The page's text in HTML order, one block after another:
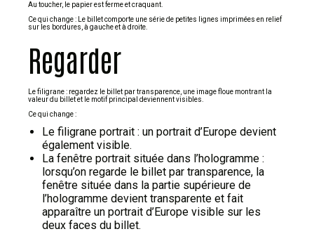
Au toucher, le papier est ferme et craquant.
Ce qui change : Le billet comporte une série de petites lignes imprimées en relief
sur les bordures, à gauche et à droite.
Regarder
Le filigrane : regardez le billet par transparence, une image floue montrant la
valeur du billet et le motif principal deviennent visibles.
Ce qui change :
Le filigrane portrait : un portrait d’Europe devient
également visible.
La fenêtre portrait située dans l’hologramme :
lorsqu’on regarde le billet par transparence, la
fenêtre située dans la partie supérieure de
l’hologramme devient transparente et fait
apparaître un portrait d’Europe visible sur les
deux faces du billet.